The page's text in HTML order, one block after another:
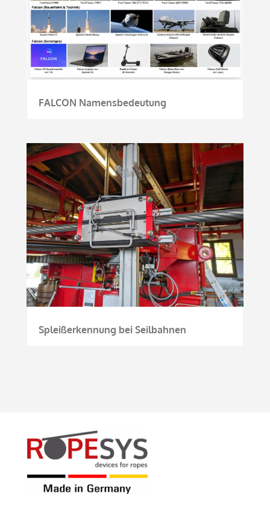
FALCON Namensbedeutung
Spleißerkennung bei Seilbahnen